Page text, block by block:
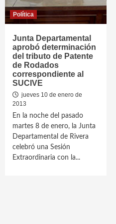
Política
Junta Departamental
aprobó determinación
del tributo de Patente
de Rodados
correspondiente al
SUCIVE
jueves 10 de enero de
2013
En la noche del pasado
martes 8 de enero, la Junta
Departamental de Rivera
celebró una Sesión
Extraordinaria con la...